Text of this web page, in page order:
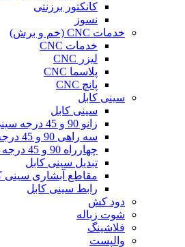
کانکتور برزنتی
نسوز
خدمات CNC (خم و برش)
خدمات CNC
لیزر CNC
پلاسما CNC
پانچ CNC
سینی کابل
سینی کابل
زانو 90 و 45 درجه سینی کابل افقی
سه راهی 90 و 45 درجه سینی کابل
چهارراه 90 و 45 درجه سینی کابل
تبدیل سینی کابل
مقاطع آبشاری سینی
رابط سینی کابل
دود کش
شوت زباله
فلاشینگ
والپست